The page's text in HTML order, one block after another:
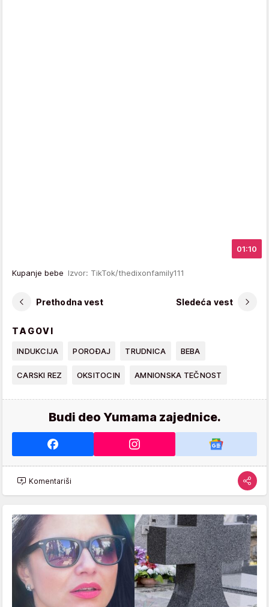
01:10
Kupanje bebe Izvor: TikTok/thedixonfamily111
Prethodna vest Sledeća vest
TAGOVI
INDUKCIJA POROĐAJ TRUDNICA BEBA
CARSKI REZ OKSITOCIN AMNIONSKA TEČNOST
Budi deo Yumama zajednice.
Komentariši